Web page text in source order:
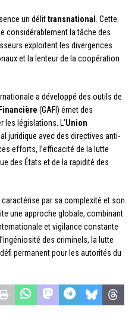
un délittransnational
. Cette
considérablement la tâche des
exploitent les divergences
et la lenteur de la coopération
a développé des outils de
(GAFI) émet des
les législations. L’Union
juridique avec des directives anti-
efforts, l’efficacité de la lutte
des États et de la rapidité des
caractérise par sa complexité et son
une approche globale, combinant
et vigilance constante
des criminels, la lutte
permanent pour les autorités du